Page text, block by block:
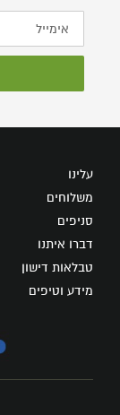
עלינו
משלוחים
סניפים
דברו איתנו
טבלאות דישון
מידע וטיפים